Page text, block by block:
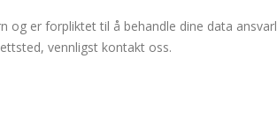
og er forpliktet til å behandle dine data
vennligst kontakt oss.